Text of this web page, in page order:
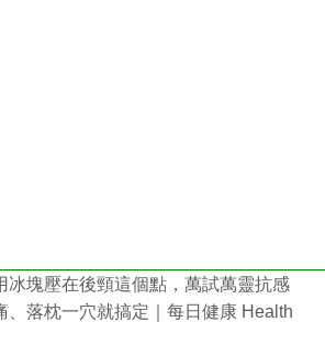
冰塊壓在後頸這個點，萬試萬靈抗感
、落枕一穴就搞定｜每日健康 Health